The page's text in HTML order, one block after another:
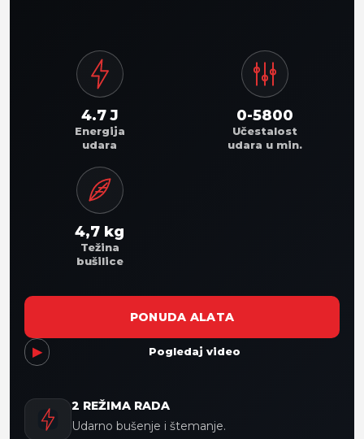
4.7 J
Energija
udara
0-5800
Učestalost
udara u min.
4,7 kg
Težina
bušilice
PONUDA ALATA
▶ Pogledaj video
2 REŽIMA RADA
Udarno bušenje i štemanje.